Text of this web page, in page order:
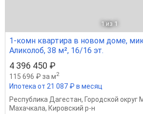
1 из 1
1-комн квартира в новом доме,
Аликолоб, 38 м², 16/16 эт.
4 396 450 ₽
115 696 ₽ за м2
Ипотека от 21 087 ₽ в месяц
Республика Дагестан, Городской округ
Махачкала, Кировский р-н